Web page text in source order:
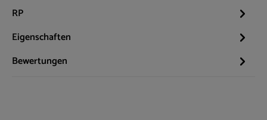
RP
Eigenschaften
Bewertungen